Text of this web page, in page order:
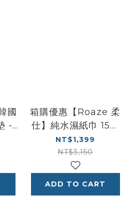
國
-
(
箱購優惠【Roaze 柔
仕】純水濕紙巾 15抽
X 90 包 (箱)
NT$1,399
NT$3,150
ADD TO CART